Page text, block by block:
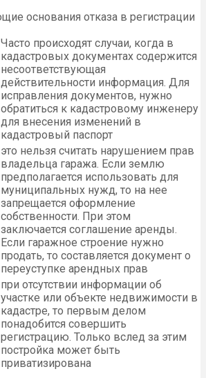
основания отказа в регистрации
Часто происходят случаи, когда в
кадастровых документах содержится
несоответствующая
действительности информация. Для
исправления документов, нужно
обратиться к кадастровому инженеру
для внесения изменений в
кадастровый паспорт
это нельзя считать нарушением прав
владельца гаража. Если землю
предполагается использовать для
муниципальных нужд, то на нее
запрещается оформление
собственности. При этом
заключается соглашение аренды.
Если гаражное строение нужно
продать, то составляется документ о
переуступке арендных прав
при отсутствии информации об
участке или объекте недвижимости в
кадастре, то первым делом
понадобится совершить
регистрацию. Только вслед за этим
постройка может быть
приватизирована